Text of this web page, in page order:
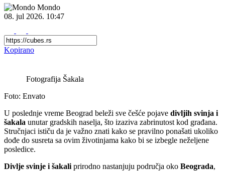
Mondo
08. jul 2026. 10:47
Kopirano
Fotografija Šakala
Foto: Envato
U poslednje vreme Beograd beleži sve češće pojave divljih svinja i
šakala unutar gradskih naselja, što izaziva zabrinutost kod građana.
Stručnjaci ističu da je važno znati kako se pravilno ponašati ukoliko
dođe do susreta sa ovim životinjama kako bi se izbegle neželjene
posledice.
Divlje svinje i šakali prirodno nastanjuju područja oko Beograda,